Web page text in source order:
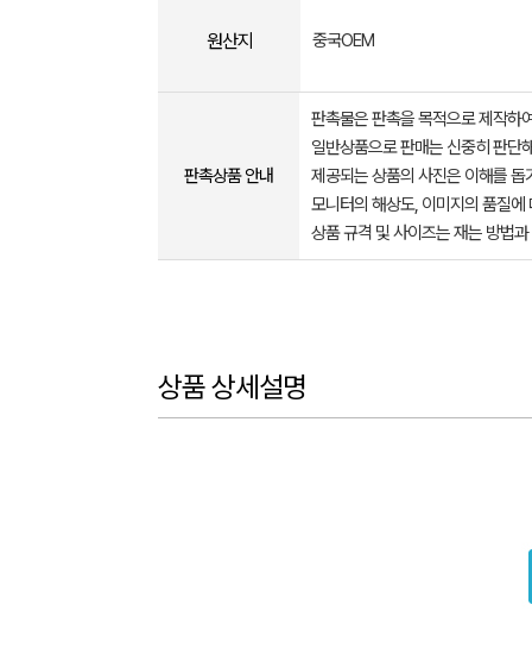
원산지 중국OEM
판촉상품 안내
판촉물은 판촉을 목적으로 제작하
일반상품으로 판매는 신중히 판단
제공되는 상품의 사진은 이해를
모니터의 해상도, 이미지의 품질
상품 규격 및 사이즈는 재는 방법
상품 상세설명